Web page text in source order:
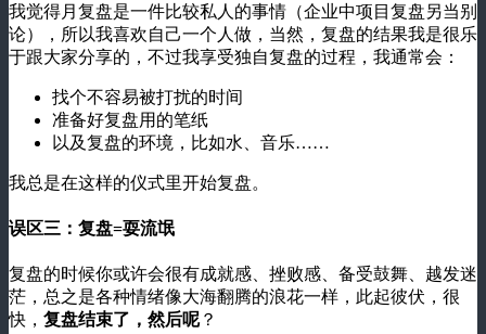
我觉得月复盘是一件比较私人的事情（企业中项目复盘另当别
论），所以我喜欢自己一个人做，当然，复盘的结果我是很乐
于跟大家分享的，不过我享受独自复盘的过程，我通常会：
找个不容易被打扰的时间
准备好复盘用的笔纸
以及复盘的环境，比如水、音乐……
我总是在这样的仪式里开始复盘。
误区三：复盘=耍流氓
复盘的时候你或许会很有成就感、挫败感、备受鼓舞、越发迷
茫，总之是各种情绪像大海翻腾的浪花一样，此起彼伏，很
快， 复盘结束了，然后呢？